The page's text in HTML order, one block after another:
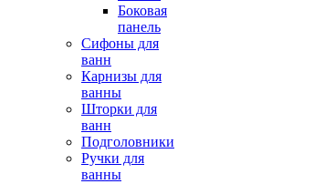
Боковая
панель
Сифоны для
ванн
Карнизы для
ванны
Шторки для
ванн
Подголовники
Ручки для
ванны